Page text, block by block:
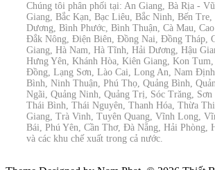
Chúng tôi phân phối tại: An Giang, Bà Rịa -
Giang, Bắc Kạn, Bạc Liêu, Bắc Ninh, Bến
Dương, Bình Phước, Bình Thuận, Cà Mau,
Đắk Nông, Điện Biên, Đồng Nai, Đồng Tháp,
Giang, Hà Nam, Hà Tĩnh, Hải Dương, Hậu
Hưng Yên, Khánh Hòa, Kiên Giang, Kon
Đồng, Lạng Sơn, Lào Cai, Long An, Nam
Bình, Ninh Thuận, Phú Thọ, Quảng Bình,
Ngãi, Quảng Ninh, Quảng Trị, Sóc Trăng,
Thái Bình, Thái Nguyên, Thanh Hóa, Thừa
Giang, Trà Vinh, Tuyên Quang, Vĩnh Long,
Bái, Phú Yên, Cần Thơ, Đà Nẵng, Hải Phòng,
và các khu chế xuất trong cả nước.